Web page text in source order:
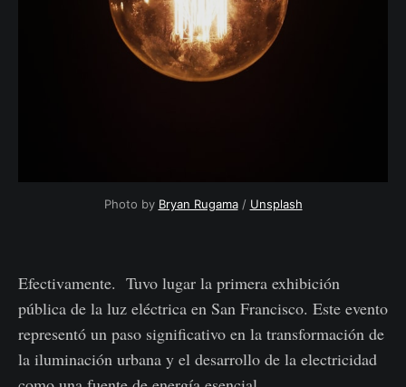
Photo by Bryan Rugama/ Unsplash
Efectivamente. Tuvo lugar la primera exhibición
pública de la luz eléctrica en San Francisco. Este evento
representó un paso significativo en la transformación de
la iluminación urbana y el desarrollo de la electricidad